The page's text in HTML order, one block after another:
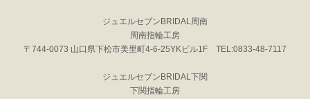
ジュエルセブンBRIDAL周南
周南指輪工房
〒744-0073 山口県下松市美里町4-6-25YKビル1F TEL:0833-48-7117
ジュエルセブンBRIDAL下関
下関指輪工房